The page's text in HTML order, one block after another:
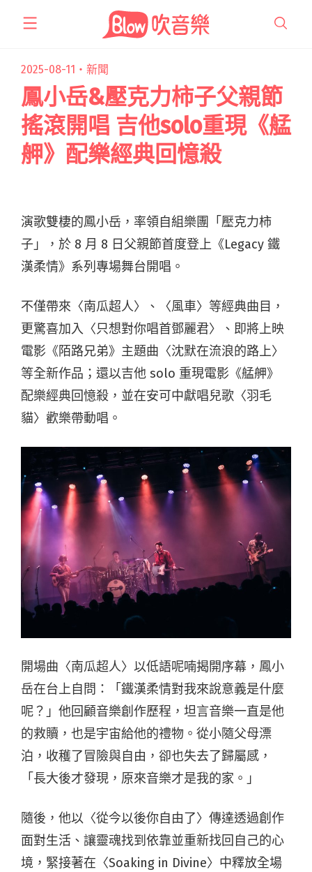
2025-08-11・ 新聞
鳳小岳&壓克力柿子父親節
搖滾開唱 吉他solo重現《艋
舺》配樂經典回憶殺
演歌雙棲的鳳小岳，率領自組樂團「壓克力柿
子」，於 8 月 8 日父親節首度登上《Legacy 鐵
漢柔情》系列專場舞台開唱。
不僅帶來〈南瓜超人〉、〈風車〉等經典曲目，
更驚喜加入〈只想對你唱首鄧麗君〉、即將上映
電影《陌路兄弟》主題曲〈沈默在流浪的路上〉
等全新作品；還以吉他 solo 重現電影《艋舺》
配樂經典回憶殺，並在安可中獻唱兒歌〈羽毛
貓〉歡樂帶動唱。
開場曲〈南瓜超人〉以低語呢喃揭開序幕，鳳小
岳在台上自問：「鐵漢柔情對我來說意義是什麼
呢？」他回顧音樂創作歷程，坦言音樂一直是他
的救贖，也是宇宙給他的禮物。從小隨父母漂
泊，收穫了冒險與自由，卻也失去了歸屬感，
「長大後才發現，原來音樂才是我的家。」
隨後，他以〈從今以後你自由了〉傳達透過創作
面對生活、讓靈魂找到依靠並重新找回自己的心
境，緊接著在〈Soaking in Divine〉中釋放全場